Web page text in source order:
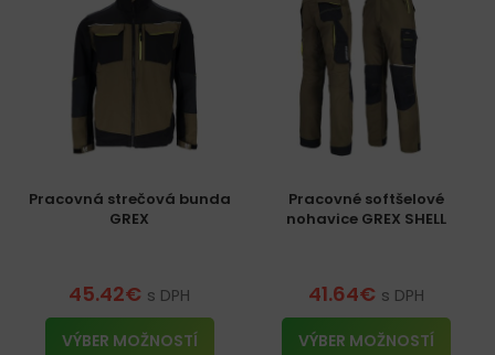
Pracovná strečová bunda
GREX
45.42€ s DPH
VÝBER MOŽNOSTÍ
Pracovné softšelové
nohavice GREX SHELL
41.64€ s DPH
VÝBER MOŽNOSTÍ